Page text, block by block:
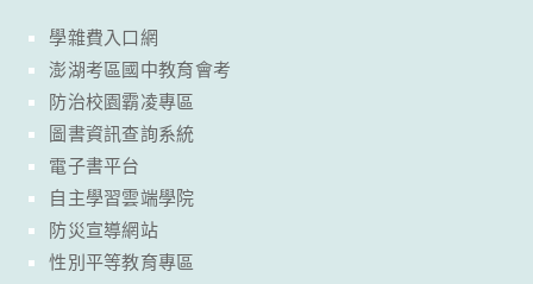
學雜費入口網
澎湖考區國中教育會考
防治校園霸凌專區
圖書資訊查詢系統
電子書平台
自主學習雲端學院
防災宣導網站
性別平等教育專區